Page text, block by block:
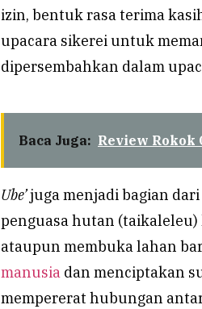
izin, bentuk rasa terima
upacara sikerei untuk
dipersembahkan dalam
Baca Juga: Review Rokok
Ube’juga menjadi bagian
penguasa hutan
ataupun membuka lahan
manusia dan menciptakan
mempererat hubungan